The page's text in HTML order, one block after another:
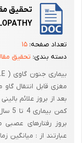
می‌شود(27). از
ضعیف آن از دستگاه
پلاسما می‌باشد(30).
عطف به مطالعات انجام
بهره گیری از رایج ترین
زمینه اثرات متقابل
قابل اجرا بر روی انسان
زیرا روش مطالعات
جوامع پیشرفته
تعداد صفحه: ۱۵
دسته بندی: تحقیق
مغزی قابل انتقال
بعد از بروز علائم
کمن
بروز رفتارهای عصبی
عبارتند از : میانگین